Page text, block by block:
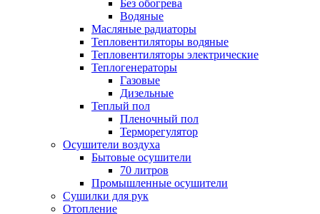
Без обогрева
Водяные
Масляные радиаторы
Тепловентиляторы водяные
Тепловентиляторы электрические
Теплогенераторы
Газовые
Дизельные
Теплый пол
Пленочный пол
Терморегулятор
Осушители воздуха
Бытовые осушители
70 литров
Промышленные осушители
Сушилки для рук
Отопление